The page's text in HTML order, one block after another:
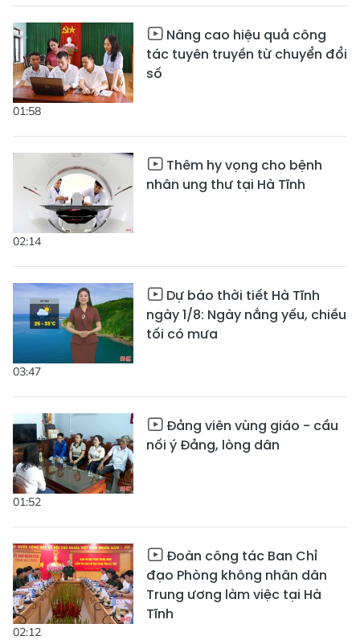
01:58
Nâng cao hiệu quả công
tác tuyên truyền từ chuyển đổi
số
02:14
Thêm hy vọng cho bệnh
nhân ung thư tại Hà Tĩnh
03:47
Dự báo thời tiết Hà Tĩnh
ngày 1/8: Ngày nắng yếu, chiều
tối có mưa
01:52
Đảng viên vùng giáo - cầu
nối ý Đảng, lòng dân
02:12
Đoàn công tác Ban Chỉ
đạo Phòng không nhân dân
Trung ương làm việc tại Hà
Tĩnh